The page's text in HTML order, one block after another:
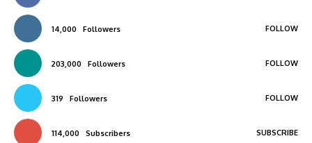
14,000 Followers FOLLOW
203,000 Followers FOLLOW
319 Followers FOLLOW
114,000 Subscribers SUBSCRIBE